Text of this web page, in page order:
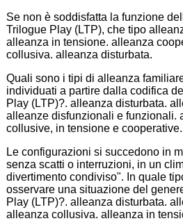
Se non è soddisfatta la funzione
Trilogue Play (LTP), che tipo
alleanza in tensione. alleanza
collusiva. alleanza disturbata.
Quali sono i tipi di alleanza
individuati a partire dalla codifica
Play (LTP)?. alleanza disturbata.
alleanze disfunzionali e funzionali.
collusive, in tensione e cooperative.
Le configurazioni si succedono in
senza scatti o interruzioni, in un
divertimento condiviso". In quale
osservare una situazione del
Play (LTP)?. alleanza disturbata.
alleanza collusiva. alleanza in